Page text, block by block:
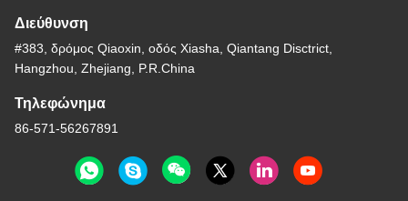
Διεύθυνση
#383, δρόμος Qiaoxin, οδός Xiasha, Qiantang Disctrict,
Hangzhou, Zhejiang, P.R.China
Τηλεφώνημα
86-571-56267891